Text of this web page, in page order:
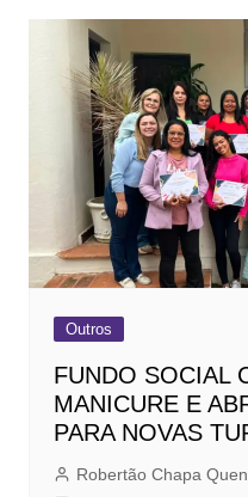
Outros
FUNDO SOCIAL
MANICURE E
PARA NOVAS
Robertão Chapa